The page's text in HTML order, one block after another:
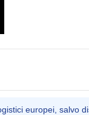
europei, salvo